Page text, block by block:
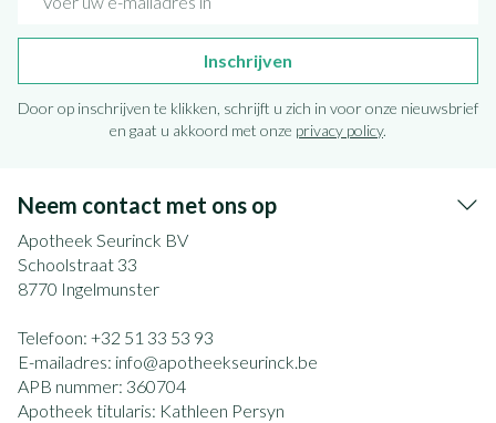
Inschrijven
Door op inschrijven te klikken, schrijft u zich in voor onze nieuwsbrief
en gaat u akkoord met onze privacy policy.
Neem contact met ons op
Apotheek Seurinck BV
Schoolstraat 33
8770 Ingelmunster
Telefoon: +32 51 33 53 93
E-mailadres: info@apotheekseurinck.be
APB nummer: 360704
Apotheek titularis: Kathleen Persyn